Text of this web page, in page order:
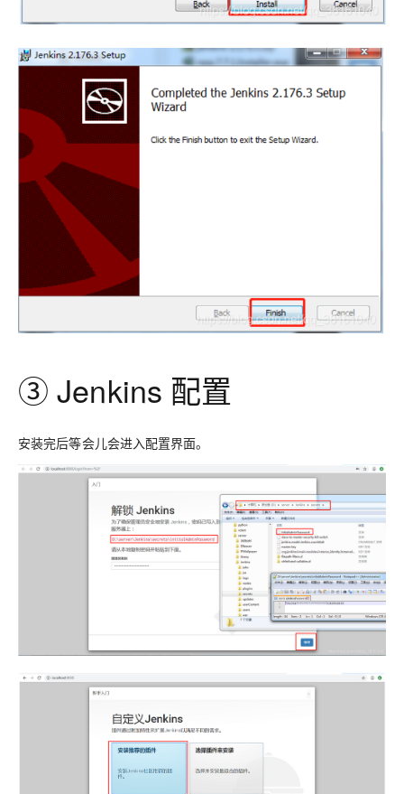
③ Jenkins 配置
安装完后等会儿会进入配置界面。